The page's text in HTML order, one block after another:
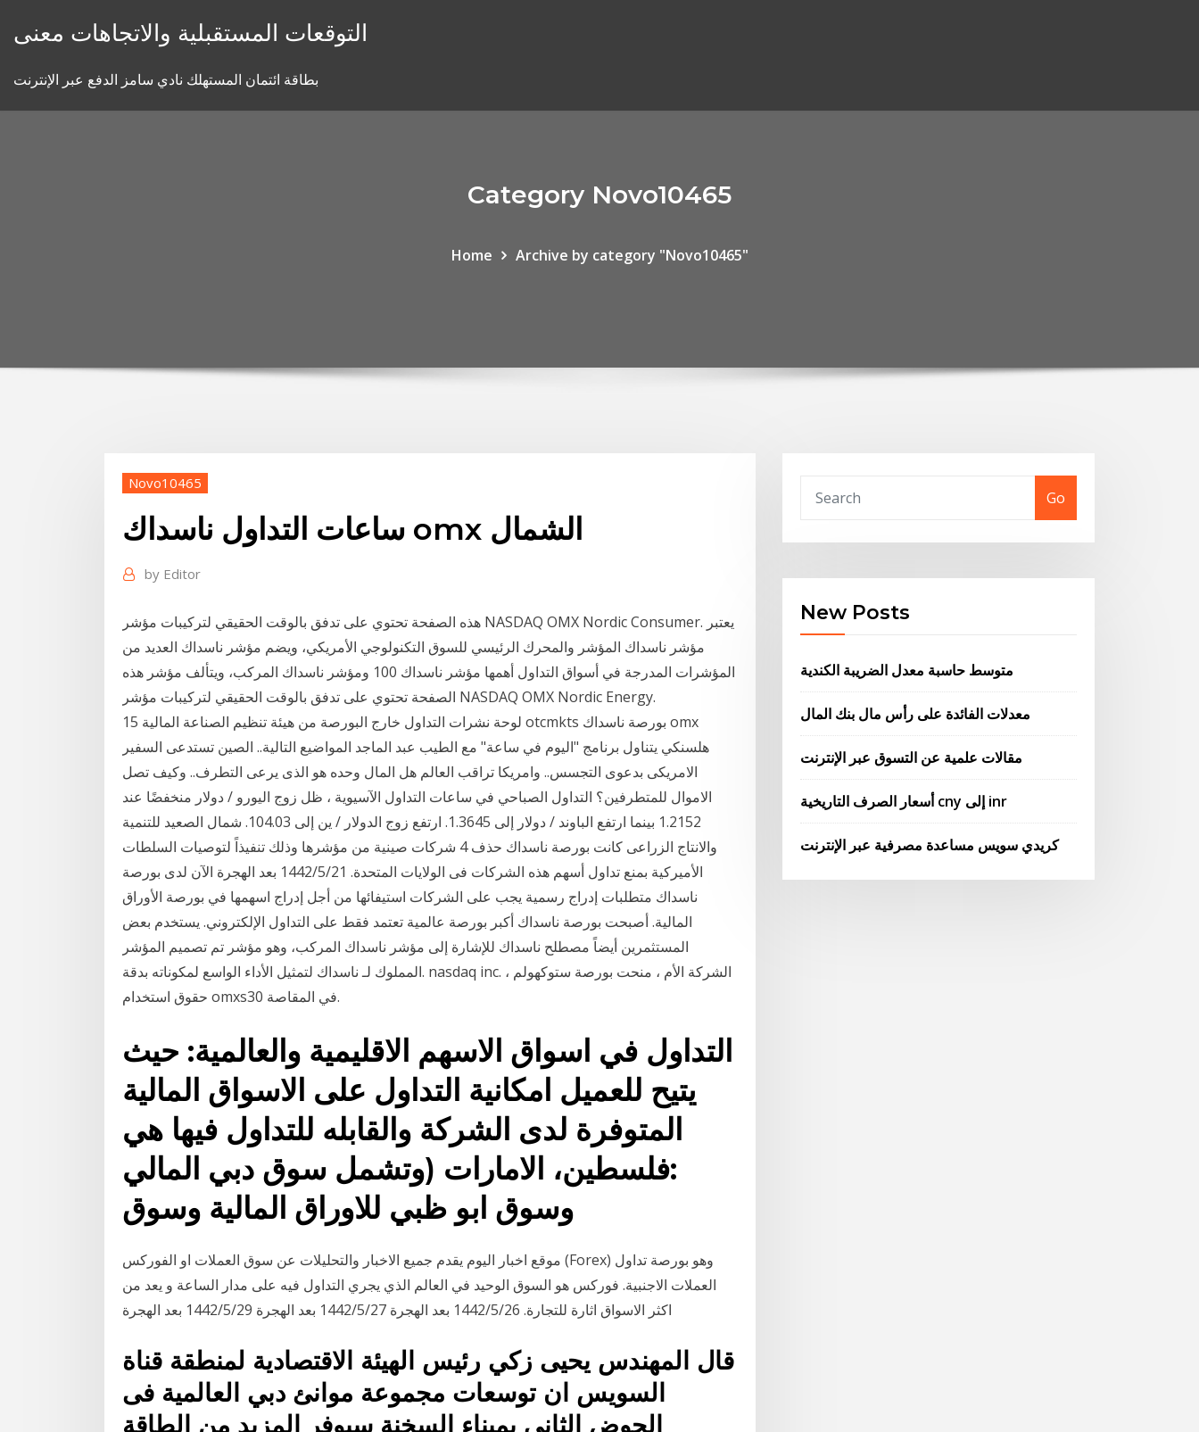
التوقعات المستقبلية والاتجاهات معنى
بطاقة ائتمان المستهلك نادي سامز الدفع عبر الإنترنت
Category Novo10465
Home Archive by category "Novo10465"
Novo10465
ساعات التداول ناسداك omx الشمال
by Editor
هذه الصفحة تحتوي على تدفق بالوقت الحقيقي لتركيبات مؤشر NASDAQ OMX Nordic Consumer. يعتبر
مؤشر ناسداك المؤشر والمحرك الرئيسي للسوق التكنولوجي الأمريكي، ويضم مؤشر ناسداك العديد من
المؤشرات المدرجة في أسواق التداول أهمها مؤشر ناسداك 100 ومؤشر ناسداك المركب، ويتألف مؤشر هذه
الصفحة تحتوي على تدفق بالوقت الحقيقي لتركيبات مؤشر NASDAQ OMX Nordic Energy.
لوحة نشرات التداول خارج البورصة من هيئة تنظيم الصناعة المالية 15 otcmkts بورصة ناسداك omx
هلسنكي يتناول برنامج "اليوم في ساعة" مع الطيب عبد الماجد المواضيع التالية.. الصين تستدعى السفير
الامريكى بدعوى التجسس.. وامريكا تراقب العالم هل المال وحده هو الذى يرعى التطرف.. وكيف تصل
الاموال للمتطرفين؟ التداول الصباحي في ساعات التداول الآسيوية ، ظل زوج اليورو / دولار منخفضًا عند
1.2152 بينما ارتفع الباوند / دولار إلى 1.3645. ارتفع زوج الدولار / ين إلى 104.03. شمال الصعيد للتنمية
والانتاج الزراعى كانت بورصة ناسداك حذف 4 شركات صينية من مؤشرها وذلك تنفيذاً لتوصيات السلطات
الأميركية بمنع تداول أسهم هذه الشركات فى الولايات المتحدة. 21‏‏/5‏‏/1442 بعد الهجرة الآن لدى بورصة
ناسداك متطلبات إدراج رسمية يجب على الشركات استيفائها من أجل إدراج اسهمها في بورصة الأوراق
المالية. أصبحت بورصة ناسداك أكبر بورصة عالمية تعتمد فقط على التداول الإلكتروني. يستخدم بعض
المستثمرين أيضاً مصطلح ناسداك للإشارة إلى مؤشر ناسداك المركب، وهو مؤشر تم تصميم المؤشر
المملوك لـ ناسداك لتمثيل الأداء الواسع لمكوناته بدقة. nasdaq inc. ، الشركة الأم ، منحت بورصة ستوكهولم
حقوق استخدام omxs30 في المقاصة.
التداول في اسواق الاسهم الاقليمية والعالمية: حيث
يتيح للعميل امكانية التداول على الاسواق المالية
المتوفرة لدى الشركة والقابله للتداول فيها هي
:فلسطين، الامارات (وتشمل سوق دبي المالي
وسوق ابو ظبي للاوراق المالية وسوق
موقع اخبار اليوم يقدم جميع الاخبار والتحليلات عن سوق العملات او الفوركس (Forex) وهو بورصة تداول
العملات الاجنبية. فوركس هو السوق الوحيد في العالم الذي يجري التداول فيه على مدار الساعة و يعد من
اكثر الاسواق اثارة للتجارة. 26‏‏/5‏‏/1442 بعد الهجرة 27‏‏/5‏‏/1442 بعد الهجرة 29‏‏/5‏‏/1442 بعد الهجرة
قال المهندس يحيى زكي رئيس الهيئة الاقتصادية لمنطقة قناة
السويس ان توسعات مجموعة موانئ دبي العالمية فى
الحوض الثاني بميناء السخنة سيوفر المزيد من الطاقة
Go
New Posts
متوسط ​​حاسبة معدل الضريبة الكندية
معدلات الفائدة على رأس مال بنك المال
مقالات علمية عن التسوق عبر الإنترنت
أسعار الصرف التاريخية cny إلى inr
كريدي سويس مساعدة مصرفية عبر الإنترنت